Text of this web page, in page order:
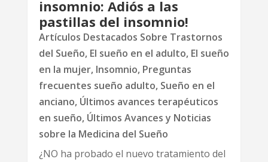
insomnio: Adiós a las
pastillas del insomnio!
Artículos Destacados Sobre Trastornos
del Sueño, El sueño en el adulto, El sueño
en la mujer, Insomnio, Preguntas
frecuentes sueño adulto, Sueño en el
anciano, Últimos avances terapéuticos
en sueño, Últimos Avances y Noticias
sobre la Medicina del Sueño
¿NO ha probado el nuevo tratamiento del